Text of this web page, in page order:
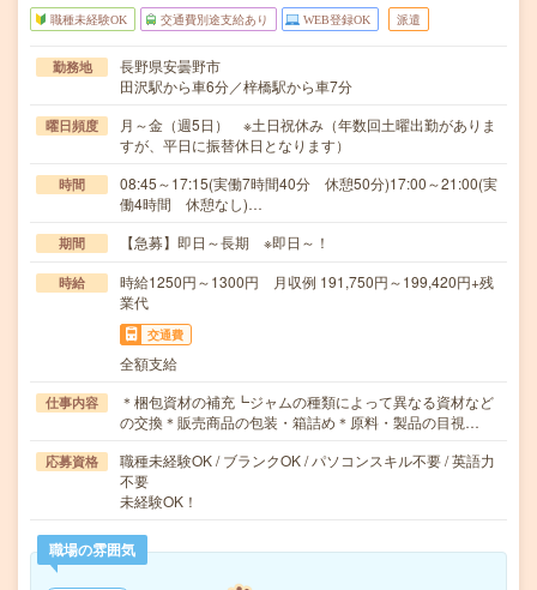
職種未経験OK 交通費別途支給あり WEB登録OK 派遣
勤務地
長野県安曇野市
田沢駅から車6分／梓橋駅から車7分
曜日頻度
月～金（週5日） ※土日祝休み（年数回土曜出勤がありま
すが、平日に振替休日となります）
時間
08:45～17:15(実働7時間40分 休憩50分)17:00～21:00(実
働4時間 休憩なし)…
期間 【急募】即日～長期 ※即日～！
時給
時給1250円～1300円 月収例 191,750円～199,420円+残
業代
交通費
全額支給
仕事内容
＊梱包資材の補充┗ジャムの種類によって異なる資材など
の交換＊販売商品の包装・箱詰め＊原料・製品の目視…
応募資格
職種未経験OK / ブランクOK / パソコンスキル不要 / 英語力
不要
未経験OK！
職場の雰囲気